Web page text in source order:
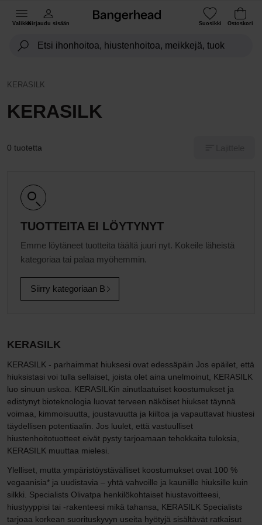
ValikkoKirjaudu sisään Suosikki Ostoskori
KERASILK
KERASILK
0 tuotetta
TUOTTEITA EI LÖYTYNYT
Emme löytäneet tuotteita täältä juuri nyt. Kokeile läheistä
kategoriaa tai palaa myöhemmin.
Siirry kategoriaan B
KERASILK
KERASILK - parhaimmat hiuksesi ovat edessäpäin Jos epäilet, että
hiuksistasi voi tulla sellaiset, joista olet aina unelmoinut, KERASILK
luo sinuun uskoa. KERASILKin ainutlaatuiset koostumukset ja
edistynyt bioteknologia luovat terveen näköiset hiukset täynnä
voimaa, kimmoisuutta, joustavuutta ja kiiltoa ja vapauttavat hiustesi
täydellisen potentiaalin. Jos luulet, että vastuulliset
hiustenhoitotuotteet eivät pysty tarjoamaan tehokkaita tuloksia,
KERASILK muuttaa mielesi.
Ylelliset, mutta ympäristöystävälliset koostumukset ovat 100 %
vegaanisia* ja uudistavia – yhtä vahvoille ja kauniille hiuksille kuin
silkki. Specialists Olivatpa henkilökohtaiset hiustavoitteesi,
hiustyyppisi tai -rakenteesi mikä tahansa, KERASILK Specialists
tarjoaa korkean suorituskyvyn useita hyötyjä sisältävät ratkaisut